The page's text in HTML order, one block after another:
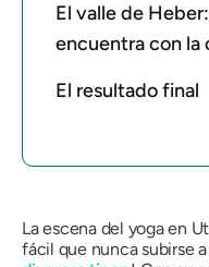
El valle de
encuentra con la
El resultado final
La escena del yoga en
fácil que nunca subirse